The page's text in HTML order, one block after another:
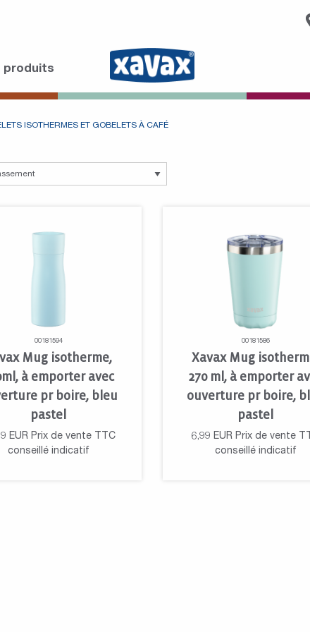
produits
ISOTHERMES ET GOBELETS À CAFÉ
00181594
Mug isotherme,
à emporter avec
pr boire, bleu
pastel
EUR Prix de vente TTC
conseillé indicatif
00181586
Xavax Mug
270 ml, à emporter
ouverture pr boire,
pastel
6,99 EUR Prix de vente
conseillé indicatif